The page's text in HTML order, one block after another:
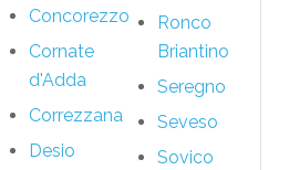
Concorezzo
Cornate
d'Adda
Correzzana
Desio
Ronco
Briantino
Seregno
Seveso
Sovico